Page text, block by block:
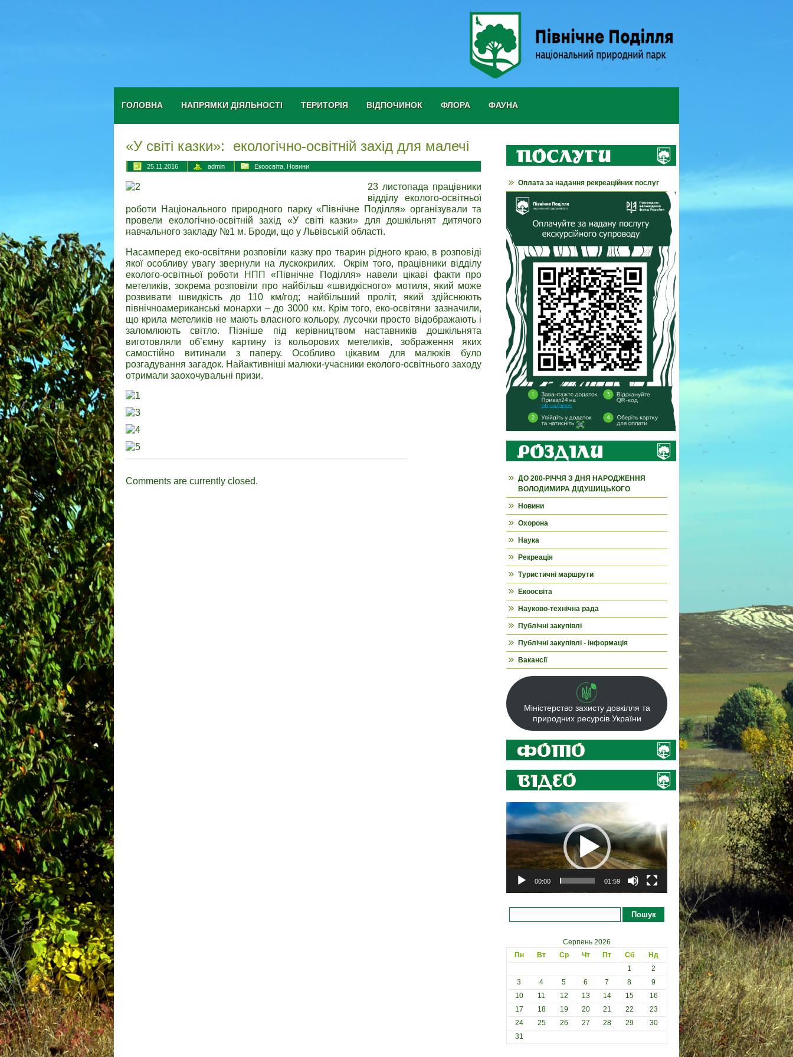
ГОЛОВНА НАПРЯМКИ ДІЯЛЬНОСТІ ТЕРИТОРІЯ ВІДПОЧИНОК ФЛОРА ФАУНА
«У світі казки»: екологічно-освітній захід для малечі
25.11.2016 admin Екоосвіта Новини
23 листопада працівники
відділу еколого-освітньої
роботи Національного природного парку «Північне Поділля» організували та
провели екологічно-освітній захід «У світі казки» для дошкільнят дитячого
навчального закладу №1 м. Броди, що у Львівській області.
Насамперед еко-освітяни розповіли казку про тварин рідного краю, в розповіді
якої особливу увагу звернули на лускокрилих. Окрім того, працівники відділу
еколого-освітньої роботи НПП «Північне Поділля» навели цікаві факти про
метеликів, зокрема розповіли про найбільш «швидкісного» мотиля, який може
розвивати швидкість до 110 км/год; найбільший проліт, який здійснюють
північноамериканські монархи – до 3000 км. Крім того, еко-освітяни зазначили,
що крила метеликів не мають власного кольору, лусочки просто відображають і
заломлюють світло. Пізніше під керівництвом наставників дошкільнята
виготовляли об’ємну картину із кольорових метеликів, зображення яких
самостійно витинали з паперу. Особливо цікавим для малюків було
розгадування загадок. Найактивніші малюки-учасники еколого-освітнього заходу
отримали заохочувальні призи.
Comments are currently closed.
Оплата за надання рекреаційних послуг
ДО 200-РІЧЧЯ З ДНЯ НАРОДЖЕННЯ
ВОЛОДИМИРА ДІДУШИЦЬКОГО
Новини
Охорона
Наука
Рекреація
Туристичні маршрути
Екоосвіта
Науково-технічна рада
Публічні закупівлі
Публічні закупівлі - інформація
Вакансії
Міністерство захисту довкілля та
природних ресурсів України
Відеопрогравач
00:00 01:59
Пошук
Серпень 2026
Пн
Вт Ср Чт Пт Сб
Нд
1
2
3
4 5 6 7 8
9
10
11 12 13 14 15
16
17
18 19 20 21 22
23
24
25 26 27 28 29
30
31